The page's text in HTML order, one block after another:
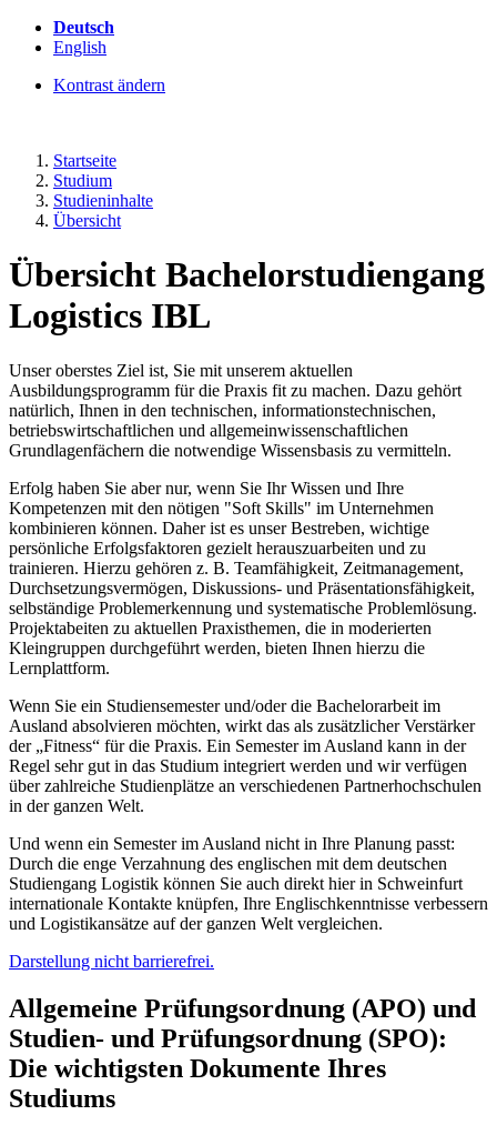
Deutsch
English
Kontrast ändern
Startseite
Studium
Studieninhalte
Übersicht
Übersicht Bachelorstudiengang
Logistics IBL
Unser oberstes Ziel ist, Sie mit unserem aktuellen
Ausbildungsprogramm für die Praxis fit zu machen. Dazu gehört
natürlich, Ihnen in den technischen, informationstechnischen,
betriebswirtschaftlichen und allgemeinwissenschaftlichen
Grundlagenfächern die notwendige Wissensbasis zu vermitteln.
Erfolg haben Sie aber nur, wenn Sie Ihr Wissen und Ihre
Kompetenzen mit den nötigen "Soft Skills" im Unternehmen
kombinieren können. Daher ist es unser Bestreben, wichtige
persönliche Erfolgsfaktoren gezielt herauszuarbeiten und zu
trainieren. Hierzu gehören z. B. Teamfähigkeit, Zeitmanagement,
Durchsetzungsvermögen, Diskussions- und Präsentationsfähigkeit,
selbständige Problemerkennung und systematische Problemlösung.
Projektabeiten zu aktuellen Praxisthemen, die in moderierten
Kleingruppen durchgeführt werden, bieten Ihnen hierzu die
Lernplattform.
Wenn Sie ein Studiensemester und/oder die Bachelorarbeit im
Ausland absolvieren möchten, wirkt das als zusätzlicher Verstärker
der „Fitness“ für die Praxis. Ein Semester im Ausland kann in der
Regel sehr gut in das Studium integriert werden und wir verfügen
über zahlreiche Studienplätze an verschiedenen Partnerhochschulen
in der ganzen Welt.
Und wenn ein Semester im Ausland nicht in Ihre Planung passt:
Durch die enge Verzahnung des englischen mit dem deutschen
Studiengang Logistik können Sie auch direkt hier in Schweinfurt
internationale Kontakte knüpfen, Ihre Englischkenntnisse verbessern
und Logistikansätze auf der ganzen Welt vergleichen.
Darstellung nicht barrierefrei.
Allgemeine Prüfungsordnung (APO) und
Studien- und Prüfungsordnung (SPO):
Die wichtigsten Dokumente Ihres
Studiums